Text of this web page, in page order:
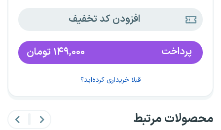
افزودن کد تخفیف
پرداخت ۱۴۹,۰۰۰ تومان
قبلا خریداری کرده‌اید؟
محصولات مرتبط